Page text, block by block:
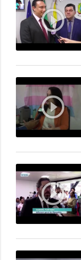
play_circle_outline
play_circle_outline
play_circle_outline